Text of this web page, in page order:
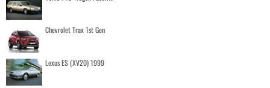
Chevrolet Trax 1st Gen
Lexus ES (XV20) 1999